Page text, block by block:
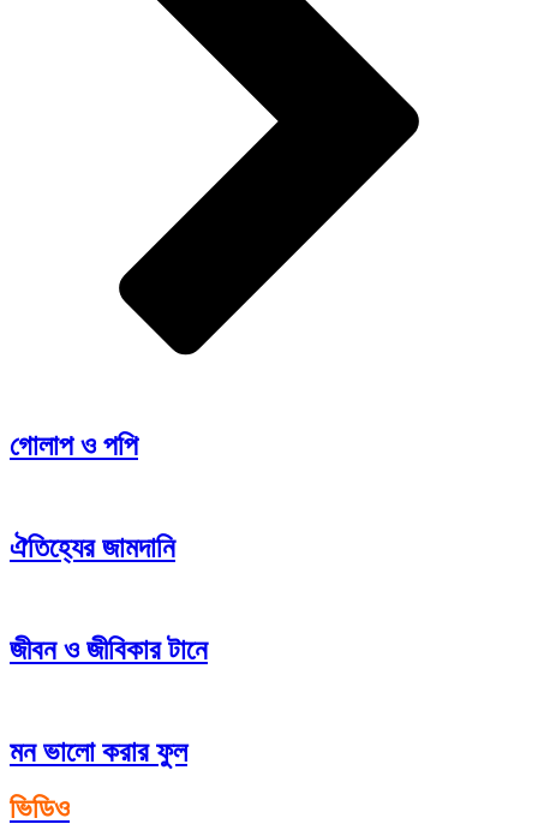
গোলাপ ও পপি
ঐতিহ্যের জামদানি
জীবন ও জীবিকার টানে
মন ভালো করার ফুল
ভিডিও